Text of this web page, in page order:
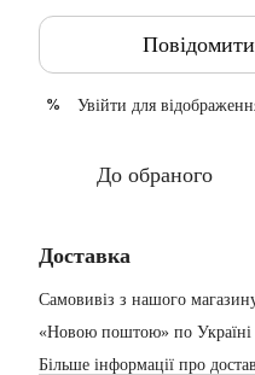
% Увійти для
До обраного
Доставка
Самовивіз з нашого
«Новою поштою» по
Більше інформації про